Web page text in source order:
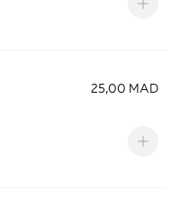
25,00 MAD